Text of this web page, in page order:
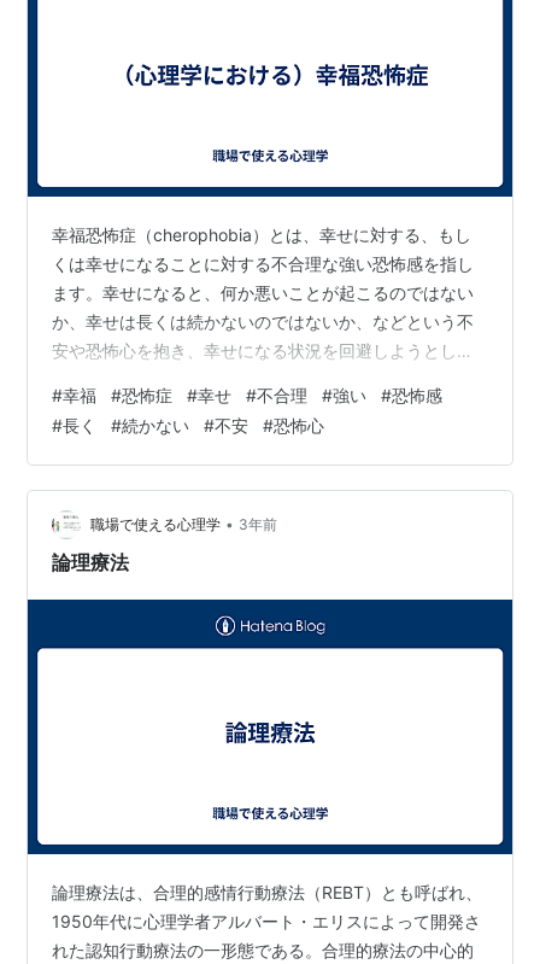
幸福恐怖症（cherophobia）とは、幸せに対する、もし
くは幸せになることに対する不合理な強い恐怖感を指し
ます。幸せになると、何か悪いことが起こるのではない
か、幸せは長くは続かないのではないか、などという不
安や恐怖心を抱き、幸せになる状況を回避しようとしま
込みなど、さまざまな要因が考えられます。たとえば、
過去に幸せを感じた後に、何か悪いことが起こったとい
う経験があると、幸せと不幸が結びついたネガティブな
記憶が形成され、幸福恐怖症につながる可能性がありま
す。また、親から「幸せになりすぎるのはいけない」と
いうメッセージを繰り返し聞かされると、…
#幸福 #恐怖症 #幸せ #不合理 #強い #恐怖感
#長く #続かない #不安 #恐怖心
職場で使える心理学 • 3年前
論理療法
論理療法は、合理的感情行動療法（REBT）とも呼ばれ、
1950年代に心理学者アルバート・エリスによって開発さ
れた認知行動療法の一形態である。合理的療法の中心的